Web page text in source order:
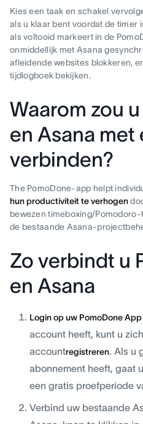
Kies een taak en schakel
als u klaar bent voordat de timer
als voltooid markeert in de
onmiddellijk met Asana
afleidende websites blokkeren,
tijdlogboek bekijken.
Waarom zou
en Asana met
verbinden?
The PomoDone-app helpt
hun productiviteit te verhogen
bewezen timeboxing/
de bestaande Asana-
Zo verbindt u
en Asana
Login op uw PomoDone App
account heeft, kunt u
accountregistreren. Als u
abonnement heeft, gaat
een gratis proefperiode
Verbind uw bestaande